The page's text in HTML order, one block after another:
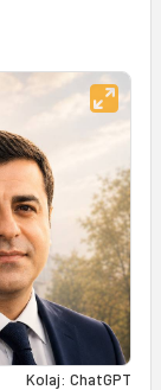
Kolaj: ChatGPT